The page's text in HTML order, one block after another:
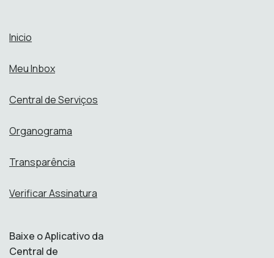
Inicio
Meu Inbox
Central de Serviços
Organograma
Transparência
Verificar Assinatura
Baixe o Aplicativo da
Central de